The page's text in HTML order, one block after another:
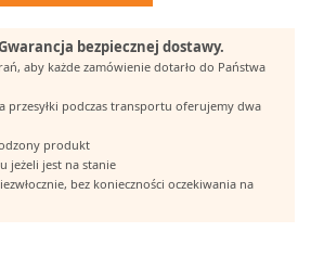
bezpiecznej dostawy.
aby każde zamówienie dotarło do Państwa
przesyłki podczas transportu oferujemy dwa
produkt
jeżeli jest na stanie
bez konieczności oczekiwania na